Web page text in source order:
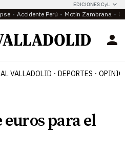
EDICIONES CyL
Accidente Perú Motín Zambrana
VALLADOLID DEPORTES
para el